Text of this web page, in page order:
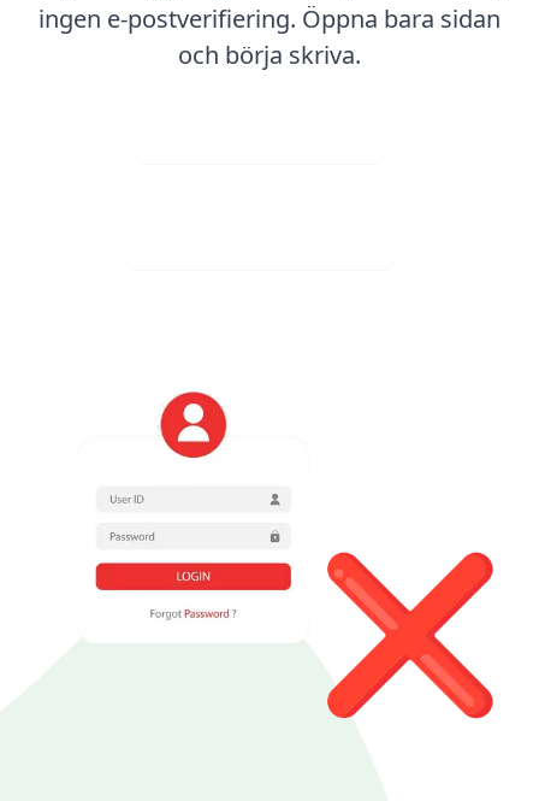
ingen e-postverifiering. Öppna bara sidan
och börja skriva.